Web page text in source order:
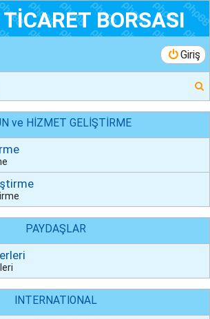
BORSASI
Giriş
ve HİZMET GELİŞTİRME
PAYDAŞLAR
INTERNATIONAL